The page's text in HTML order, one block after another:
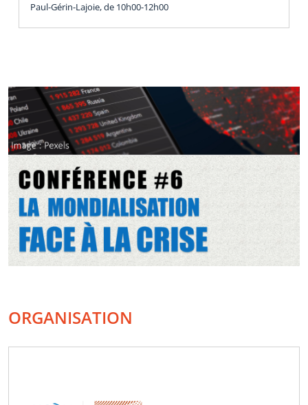
Paul-Gérin-Lajoie, de 10h00-12h00
ORGANISATION